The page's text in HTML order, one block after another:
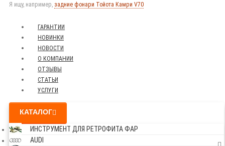
Я ищу, например, задние фонари Тойота Камри V70
ГАРАНТИИ
НОВИНКИ
НОВОСТИ
О КОМПАНИИ
ОТЗЫВЫ
СТАТЬИ
УСЛУГИ
КАТАЛОГ
ИНСТРУМЕНТ ДЛЯ РЕТРОФИТА ФАР
AUDI